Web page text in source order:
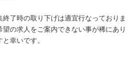
了時の取り下げは適宜行なっておりま
の求人をご案内できない事が稀にあり
幸いです。